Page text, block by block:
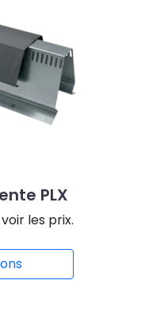
PLX
les prix.